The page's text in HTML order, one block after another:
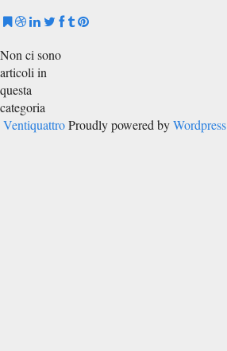
Non ci sono
articoli in
questa
categoria
Ventiquattro Proudly powered byWordpress